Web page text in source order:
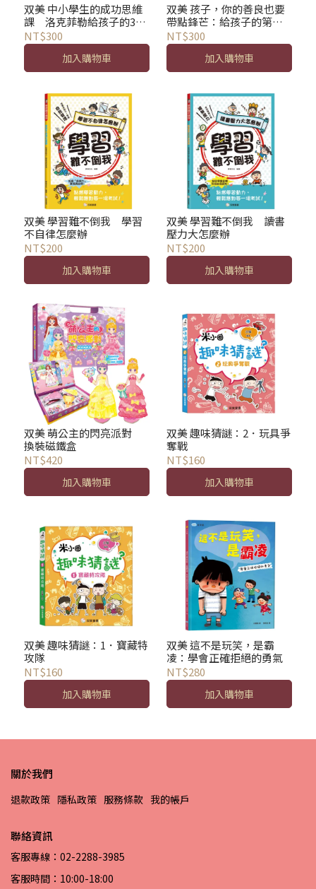
双美 中小學生的成功思維
課 洛克菲勒給孩子的38
封信
NT$300
加入購物車
双美 孩子，你的善良也要
帶點鋒芒：給孩子的第一
堂人際界線課
NT$300
加入購物車
双美 學習難不倒我 學習
不自律怎麼辦
NT$200
加入購物車
双美 學習難不倒我 讀書
壓力大怎麼辦
NT$200
加入購物車
双美 萌公主的閃亮派對
換裝磁鐵盒
NT$420
加入購物車
双美 趣味猜謎：2．玩具爭
奪戰
NT$160
加入購物車
双美 趣味猜謎：1．寶藏特
攻隊
NT$160
加入購物車
双美 這不是玩笑，是霸
凌：學會正確拒絕的勇氣
NT$280
加入購物車
關於我們
退款政策 隱私政策 服務條款 我的帳戶
聯絡資訊
客服專線：02-2288-3985
客服時間：10:00-18:00